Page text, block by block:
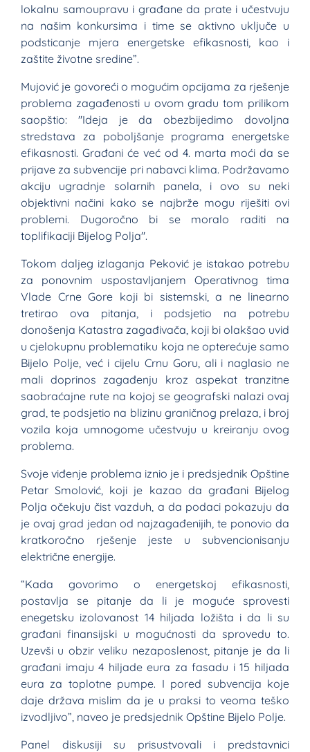
lokalnu samoupravu i građane da prate i učestvuju
na našim konkursima i time se aktivno uključe u
podsticanje mjera energetske efikasnosti, kao i
zaštite životne sredine”.
Mujović je govoreći o mogućim opcijama za rješenje
problema zagađenosti u ovom gradu tom prilikom
saopštio: "Ideja je da obezbijedimo dovoljna
stredstava za poboljšanje programa energetske
efikasnosti. Građani će već od 4. marta moći da se
prijave za subvencije pri nabavci klima. Podržavamo
akciju ugradnje solarnih panela, i ovo su neki
objektivni načini kako se najbrže mogu riješiti ovi
problemi. Dugoročno bi se moralo raditi na
toplifikaciji Bijelog Polja".
Tokom daljeg izlaganja Peković je istakao potrebu
za ponovnim uspostavljanjem Operativnog tima
Vlade Crne Gore koji bi sistemski, a ne linearno
tretirao ova pitanja, i podsjetio na potrebu
donošenja Katastra zagađivača, koji bi olakšao uvid
u cjelokupnu problematiku koja ne opterećuje samo
Bijelo Polje, već i cijelu Crnu Goru, ali i naglasio ne
mali doprinos zagađenju kroz aspekat tranzitne
saobraćajne rute na kojoj se geografski nalazi ovaj
grad, te podsjetio na blizinu graničnog prelaza, i broj
vozila koja umnogome učestvuju u kreiranju ovog
problema.
Svoje viđenje problema iznio je i predsjednik Opštine
Petar Smolović, koji je kazao da građani Bijelog
Polja očekuju čist vazduh, a da podaci pokazuju da
je ovaj grad jedan od najzagađenijih, te ponovio da
kratkoročno rješenje jeste u subvencionisanju
električne energije.
“Kada govorimo o energetskoj efikasnosti,
postavlja se pitanje da li je moguće sprovesti
enegetsku izolovanost 14 hiljada ložišta i da li su
građani finansijski u mogućnosti da sprovedu to.
Uzevši u obzir veliku nezaposlenost, pitanje je da li
građani imaju 4 hiljade eura za fasadu i 15 hiljada
eura za toplotne pumpe. I pored subvencija koje
daje država mislim da je u praksi to veoma teško
izvodljivo”, naveo je predsjednik Opštine Bijelo Polje.
Panel diskusiji su prisustvovali i predstavnici